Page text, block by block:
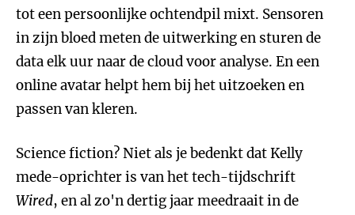
tot een persoonlijke ochtendpil mixt. Sensoren
in zijn bloed meten de uitwerking en sturen de
data elk uur naar de cloud voor analyse. En een
online avatar helpt hem bij het uitzoeken en
passen van kleren.
Science fiction? Niet als je bedenkt dat Kelly
mede-oprichter is van het tech-tijdschrift
Wired, en al zo'n dertig jaar meedraait in de